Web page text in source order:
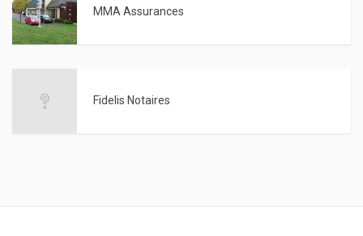
MMA Assurances
Fidelis Notaires